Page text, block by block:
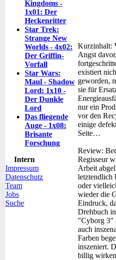
Kingdoms -
1x01: Der
Heckenritter
Star Trek:
Strange New
Worlds - 4x02:
Der Griffin-
Vorfall
Star Wars:
Maul - Shadow
Lord: 1x10 -
Der Dunkle
Lord
Das fliegende
Auge - 1x08:
Brisante
Forschung
Intern
Impressum
Datenschutz
Team
Jobs
Suche
Kurzinhalt:
Angst
existiert
geworden,
sie für
nur ein
vor den
einige
Seite…
Review:
Regisseur
Arbeit
letztendlich
oder
wieder die
Eindruck,
Drehbuch
"Cyborg 3"
auch
Farben
inszeniert.
billig wirken